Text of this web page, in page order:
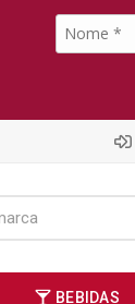
BEBIDAS